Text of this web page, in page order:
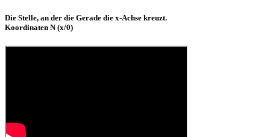
Die Stelle, an der die Gerade die x-Achse kreuzt.
Koordinaten N (x/0)